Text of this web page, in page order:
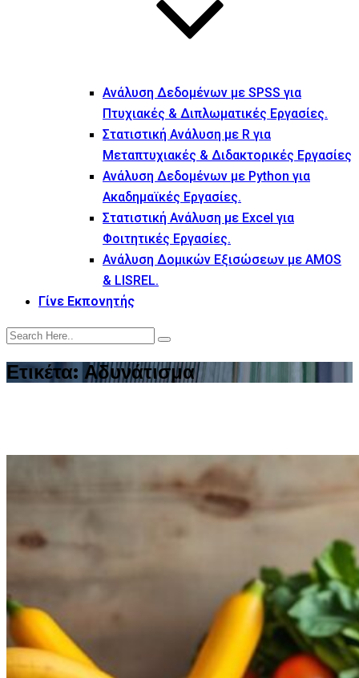
Ανάλυση Δεδομένων με SPSS για
Πτυχιακές & Διπλωματικές Εργασίες.
Στατιστική Ανάλυση με R για
Μεταπτυχιακές & Διδακτορικές Εργασίες
Ανάλυση Δεδομένων με Python για
Ακαδημαϊκές Εργασίες.
Στατιστική Ανάλυση με Excel για
Φοιτητικές Εργασίες.
Ανάλυση Δομικών Εξισώσεων με AMOS
& LISREL.
Γίνε Εκπονητής
Ετικέτα: Αδυνάτισμα